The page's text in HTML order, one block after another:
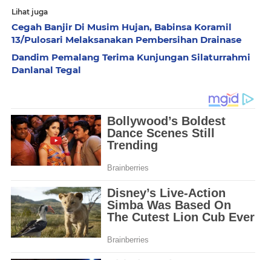
Lihat juga
Cegah Banjir Di Musim Hujan, Babinsa Koramil
13/Pulosari Melaksanakan Pembersihan Drainase
Dandim Pemalang Terima Kunjungan Silaturrahmi
Danlanal Tegal